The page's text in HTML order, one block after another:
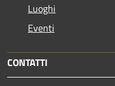
Luoghi
Eventi
CONTATTI